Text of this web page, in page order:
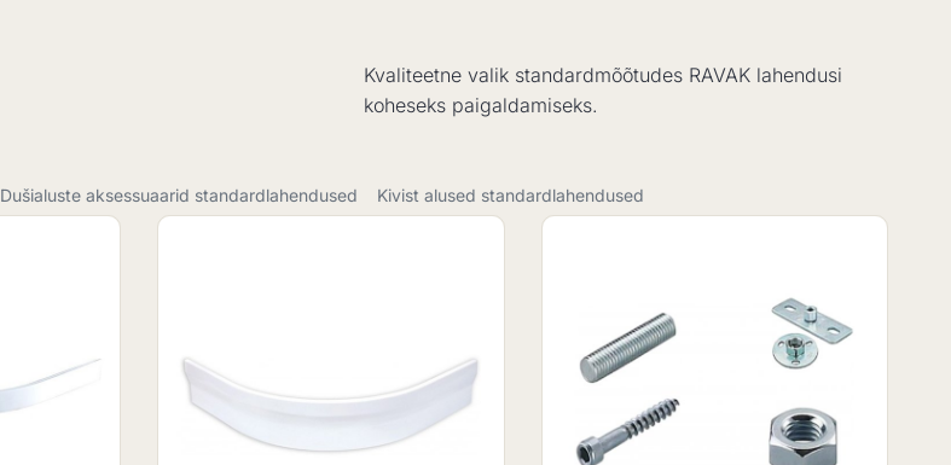
Kvaliteetne valik standardmõõtudes RAVAK lahendusi
koheseks paigaldamiseks.
Dušialuste aksessuaarid standardlahendused Kivist alused standardlahendused